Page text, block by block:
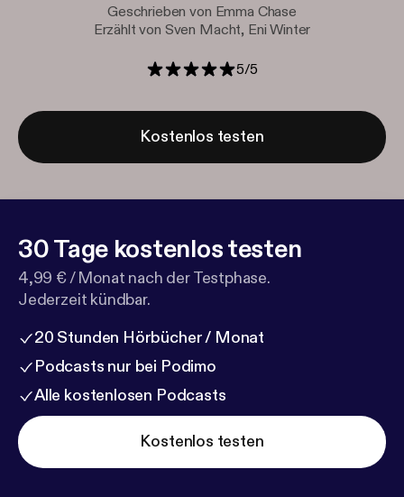
Geschrieben von Emma Chase
Erzählt von Sven Macht, Eni Winter
5/5
Kostenlos testen
30 Tage kostenlos testen
4,99 € / Monat nach der Testphase.
Jederzeit kündbar.
20 Stunden Hörbücher / Monat
Podcasts nur bei Podimo
Alle kostenlosen Podcasts
Kostenlos testen